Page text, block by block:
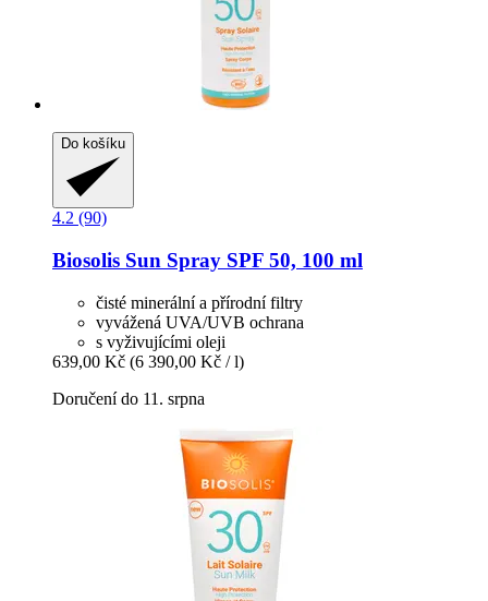
Do košíku
4.2 (90)
Biosolis Sun Spray SPF 50, 100 ml
čisté minerální a přírodní filtry
vyvážená UVA/UVB ochrana
s vyživujícími oleji
639,00 Kč (6 390,00 Kč / l)
Doručení do 11. srpna